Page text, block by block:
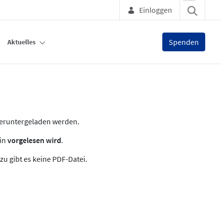
Einloggen
Aktuelles Spenden
werden.
vorgelesen wird.
gibt es keine PDF-Datei.